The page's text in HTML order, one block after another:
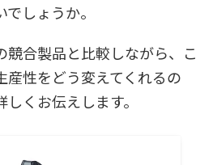
しょうか。
合製品と比較しながら、こ
産性をどう変えてくれるの
くお伝えします。